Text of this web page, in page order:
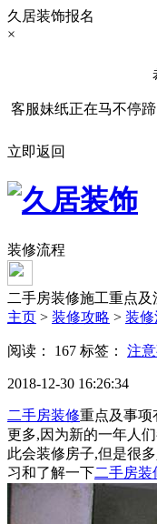
久居装饰报名
×
客服妹纸正在马不停
立即返回
装修流程
二手房装修施工重点及
主页 > 装修攻略 > 装修
阅读： 167 标签： 注
2018-12-30 16:26:34
二手房装修重点及事项
更多,因为新的一年人
此会装修房子,但是很
习和了解一下二手房装